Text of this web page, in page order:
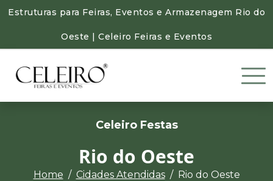
Estruturas para Feiras, Eventos e Armazenagem Rio do
Oeste | Celeiro Feiras e Eventos
Celeiro Festas
Rio do Oeste
Home Cidades Atendidas Rio do Oeste